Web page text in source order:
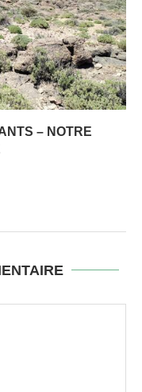
– NOTRE